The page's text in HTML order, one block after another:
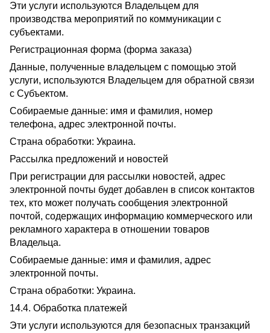
Эти услуги используются Владельцем для
производства мероприятий по коммуникации с
субъектами.
Регистрационная форма (форма заказа)
Данные, полученные владельцем с помощью этой
услуги, используются Владельцем для обратной связи
с Субъектом.
Собираемые данные: имя и фамилия, номер
телефона, адрес электронной почты.
Страна обработки: Украина.
Рассылка предложений и новостей
При регистрации для рассылки новостей, адрес
электронной почты будет добавлен ​​в список контактов
тех, кто может получать сообщения электронной
почтой, содержащих информацию коммерческого или
рекламного характера в отношении товаров
Владельца.
Собираемые данные: имя и фамилия, адрес
электронной почты.
Страна обработки: Украина.
14.4. Обработка платежей
Эти услуги используются для безопасных транзакций